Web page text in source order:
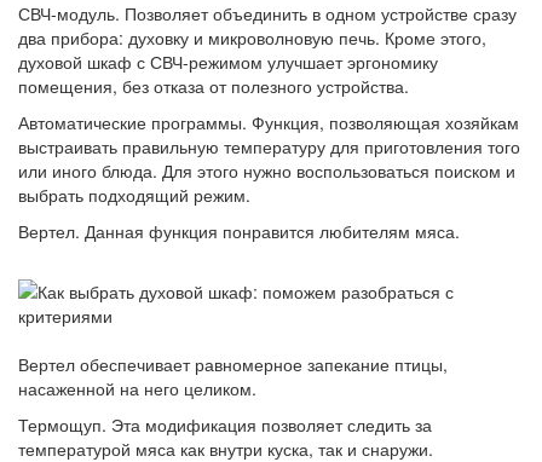
СВЧ-модуль. Позволяет объединить в одном устройстве сразу
два прибора: духовку и микроволновую печь. Кроме этого,
духовой шкаф с СВЧ-режимом улучшает эргономику
помещения, без отказа от полезного устройства.
Автоматические программы. Функция, позволяющая хозяйкам
выстраивать правильную температуру для приготовления того
или иного блюда. Для этого нужно воспользоваться поиском и
выбрать подходящий режим.
Вертел. Данная функция понравится любителям мяса.
Вертел обеспечивает равномерное запекание птицы,
насаженной на него целиком.
Термощуп. Эта модификация позволяет следить за
температурой мяса как внутри куска, так и снаружи.